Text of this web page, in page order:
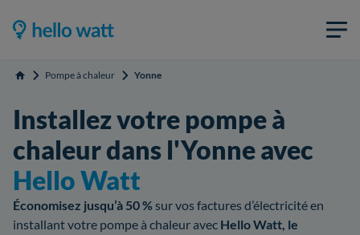
Accueil Pompe à chaleur Yonne
Installez votre pompe à
chaleur dans l'Yonne avec
Hello Watt
Économisez jusqu’à 50 %sur vos factures d’électricité en
installant votre pompe à chaleur avec Hello Watt, le